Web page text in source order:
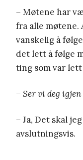
– Møtene har
fra alle møtene.
vanskelig å
det lett å følge
ting som var lett
– Ser vi deg
– Ja, Det skal
avslutningsvis.